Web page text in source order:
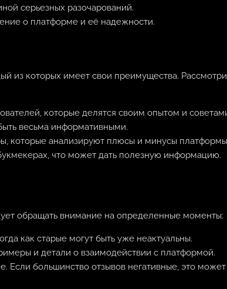
серьезных разочарований.
о платформе и её надежности.
из которых имеет свои преимущества.
которые делятся своим опытом и
весьма информативными.
которые анализируют плюсы и минусы
что может дать полезную информацию.
обращать внимание на определенные моменты:
как старые могут быть уже неактуальны.
и детали о взаимодействии с платформой.
Если большинство отзывов негативные, это